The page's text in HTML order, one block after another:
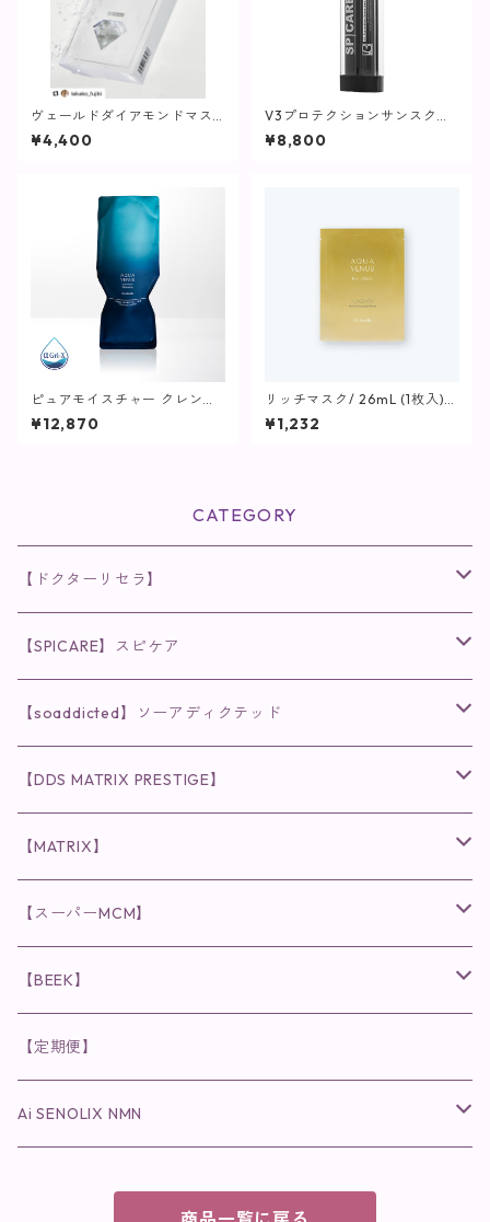
ヴェールドダイアモンドマス
ク【SPICARE】
¥4,400
V3プロテクションサンスクリ
ーン / 45g(日焼け止め)【SPIC
ARE】
¥8,800
ピュアモイスチャー クレンジ
ング (詰替え) / 500g【クレン
ジング】
¥12,870
リッチマスク/ 26mL (1枚入)
【マスク】
¥1,232
CATEGORY
【ドクターリセラ】
◉AQUA VENUS
クレンジング・洗顔
化粧水
パック・マスク
保湿ジェル・クリーム
ラディール
◉VI PLANTE
リキッド
ディフェンサー
リップカラー
メイク小物
◉ナチュリスティーアクレス
クレンジング
洗顔
◉インナーケア
食品
粒タイプ
◉cocochia
ヘナカラー
ヘアファンデーション
◉美顔器
◉スペシャルケア
◉肌悩み
【SPICARE】スピケア
◉V3シリーズ
ファンデーション・ベース
クレンジング・洗顔
保湿ジェル・クリーム
リップ
◉V3 VSPIC C Line
クレンジング・洗顔
化粧水
マスク・パック
◉スピケアシリーズ
◉V.O.Sシリーズ
クレンジング・洗顔
化粧水
◉メンズシリーズ
クレンジング・洗顔
◉MESシリーズ
【soaddicted】ソーアディクテッド
ラッシュアディクト
まつ毛用美容液
眉毛用美容液
アイライナー
リップアディクト
唇用美容液
ヘアアディクト
【DDS MATRIX PRESTIGE】
スキンケアシリーズ
美容液
【MATRIX】
スキンケアシリーズ
美容液
洗顔
【スーパーMCM】
インナーケア
【BEEK】
インナーケア
【定期便】
Ai SENOLIX NMN